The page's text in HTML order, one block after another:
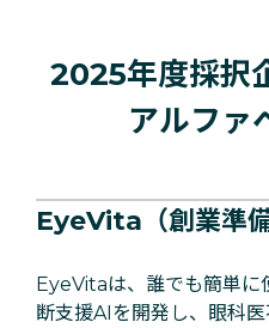
2025年度採択
アルファ
EyeVita（創業準備
EyeVitaは、誰でも簡単に
断支援AIを開発し、眼科